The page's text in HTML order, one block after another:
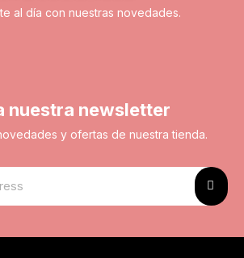
al día con nuestras novedades.
nuestra newsletter
y ofertas de nuestra tienda.